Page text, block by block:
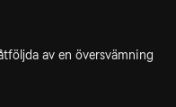
av en översvämning